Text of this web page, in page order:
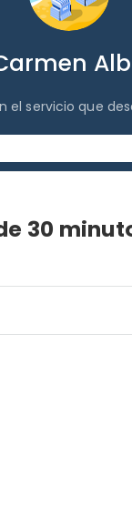
el servicio que
30